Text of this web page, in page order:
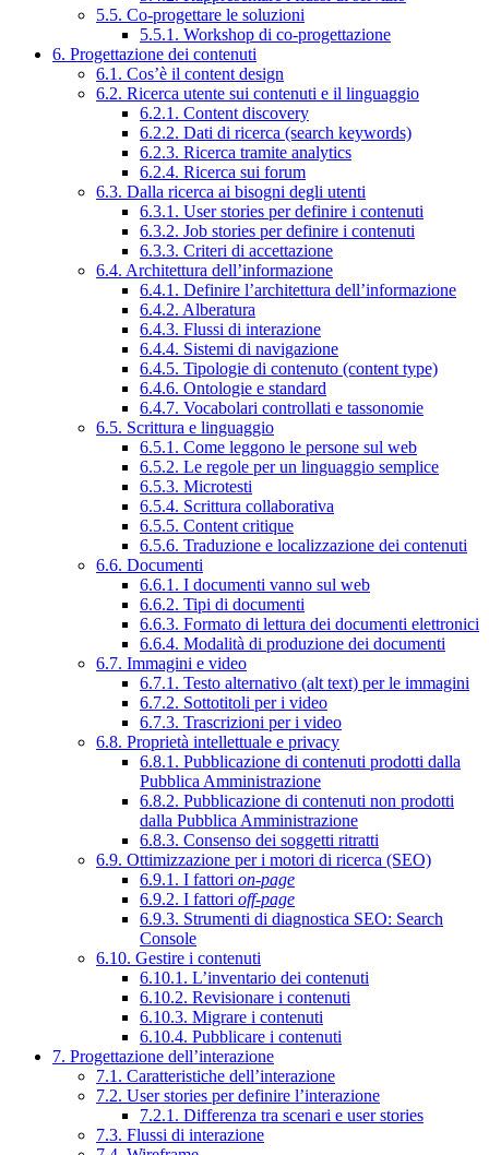
5.5. Co-progettare le soluzioni
5.5.1. Workshop di co-progettazione
6. Progettazione dei contenuti
6.1. Cos’è il content design
6.2. Ricerca utente sui contenuti e il linguaggio
6.2.1. Content discovery
6.2.2. Dati di ricerca (search keywords)
6.2.3. Ricerca tramite analytics
6.2.4. Ricerca sui forum
6.3. Dalla ricerca ai bisogni degli utenti
6.3.1. User stories per definire i contenuti
6.3.2. Job stories per definire i contenuti
6.3.3. Criteri di accettazione
6.4. Architettura dell’informazione
6.4.1. Definire l’architettura dell’informazione
6.4.2. Alberatura
6.4.3. Flussi di interazione
6.4.4. Sistemi di navigazione
6.4.5. Tipologie di contenuto (content type)
6.4.6. Ontologie e standard
6.4.7. Vocabolari controllati e tassonomie
6.5. Scrittura e linguaggio
6.5.1. Come leggono le persone sul web
6.5.2. Le regole per un linguaggio semplice
6.5.3. Microtesti
6.5.4. Scrittura collaborativa
6.5.5. Content critique
6.5.6. Traduzione e localizzazione dei contenuti
6.6. Documenti
6.6.1. I documenti vanno sul web
6.6.2. Tipi di documenti
6.6.3. Formato di lettura dei documenti elettronici
6.6.4. Modalità di produzione dei documenti
6.7. Immagini e video
6.7.1. Testo alternativo (alt text) per le immagini
6.7.2. Sottotitoli per i video
6.7.3. Trascrizioni per i video
6.8. Proprietà intellettuale e privacy
6.8.1. Pubblicazione di contenuti prodotti dalla
Pubblica Amministrazione
6.8.2. Pubblicazione di contenuti non prodotti
dalla Pubblica Amministrazione
6.8.3. Consenso dei soggetti ritratti
6.9. Ottimizzazione per i motori di ricerca (SEO)
6.9.1. I fattori on-page
6.9.2. I fattori off-page
6.9.3. Strumenti di diagnostica SEO: Search
Console
6.10. Gestire i contenuti
6.10.1. L’inventario dei contenuti
6.10.2. Revisionare i contenuti
6.10.3. Migrare i contenuti
6.10.4. Pubblicare i contenuti
7. Progettazione dell’interazione
7.1. Caratteristiche dell’interazione
7.2. User stories per definire l’interazione
7.2.1. Differenza tra scenari e user stories
7.3. Flussi di interazione